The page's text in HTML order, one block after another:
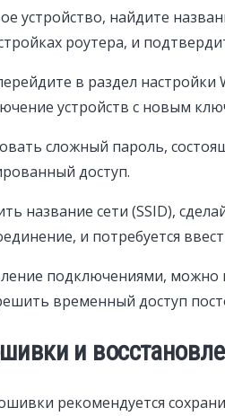
устройство, найдите
роутера, и
в раздел
устройств с новым
сложный пароль,
доступ.
название сети (SSID),
и потребуется
подключениями, можно
временный доступ
и
рекомендуется